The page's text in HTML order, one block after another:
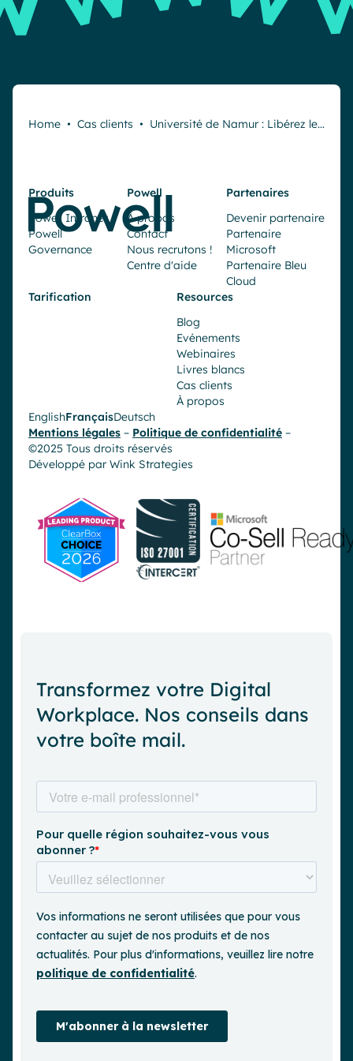
Home • Cas clients • Université de Namur : Libérez le…
Produits
Powell Intranet
Powell
Governance
Powell
À propos
Contact
Nous recrutons !
Centre d'aide
Partenaires
Devenir partenaire
Partenaire
Microsoft
Partenaire Bleu
Cloud
Tarification
Resources
Blog
Evénements
Webinaires
Livres blancs
Cas clients
À propos
EnglishFrançaisDeutsch
Mentions légales – Politique de confidentialité –
©2025 Tous droits réservés
Développé par Wink Strategies
Transformez votre Digital
Workplace. Nos conseils dans
votre boîte mail.